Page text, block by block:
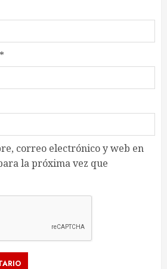
*
correo electrónico y web en
la próxima vez que